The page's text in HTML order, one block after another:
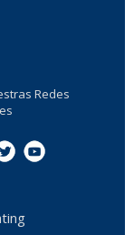
Redes